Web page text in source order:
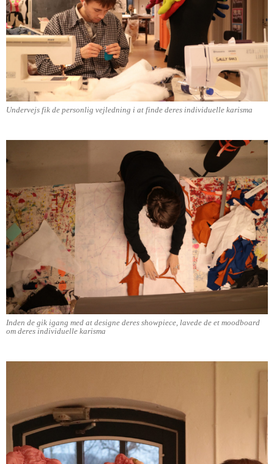
Undervejs fik de personlig vejledning i at finde deres individuelle karisma
Inden de gik igang med at designe deres showpiece, lavede de et moodboard
om deres individuelle karisma